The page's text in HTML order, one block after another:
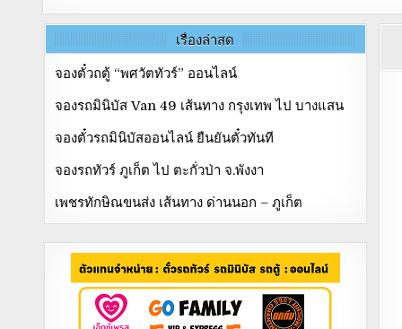
เรื่องล่าสุด
จองตั๋วถตู้ “พศวัตทัวร์” ออนไลน์
จองรถมินิบัส Van 49 เส้นทาง กรุงเทพ ไป บางแสน
จองตั๋วรถมินิบัสออนไลน์ ยืนยันตั๋วทันที
จองรถทัวร์ ภูเก็ต ไป ตะกั่วป่า จ.พังงา
เพชรทักษิณขนส่ง เส้นทาง ด่านนอก – ภูเก็ต